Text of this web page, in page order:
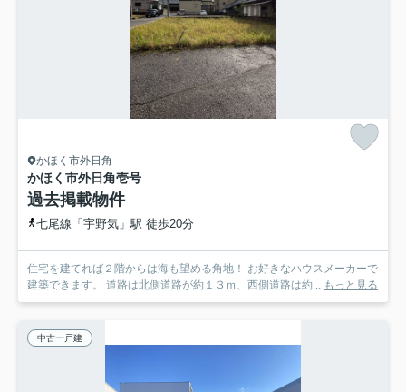
かほく市外日角
かほく市外日角壱号
過去掲載物件
七尾線「宇野気」駅 徒歩20分
住宅を建てれば２階からは海も望める角地！ お好きなハウスメーカーで
建築できます。 道路は北側道路が約１３ｍ、西側道路は約... もっと見る
中古一戸建